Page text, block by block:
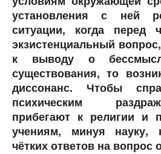
установления с ней
ситуации, когда перед
экзистенциальный
к выводу о
существования, то
диссонанс. Чтобы
психическим
прибегают к религии и
учениям, минуя науку,
чётких ответов на вопрос